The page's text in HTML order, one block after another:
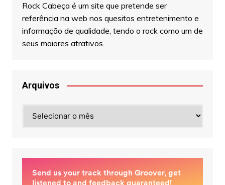
Rock Cabeça é um site que pretende ser
referência na web nos quesitos entretenimento e
informação de qualidade, tendo o rock como um de
seus maiores atrativos.
Arquivos